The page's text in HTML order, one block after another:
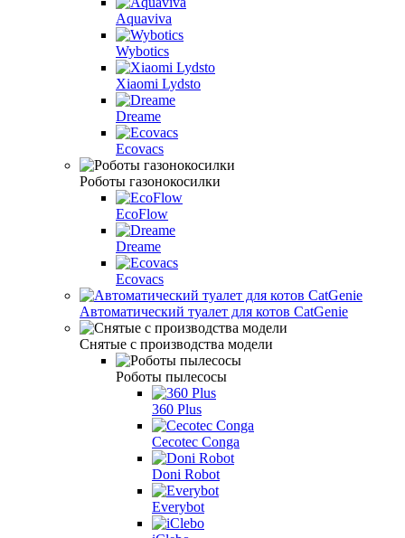
Aquaviva
Wybotics
Xiaomi Lydsto
Dreame
Ecovacs
Роботы газонокосилки
EcoFlow
Dreame
Ecovacs
Автоматический туалет для котов CatGenie
Снятые с производства модели
Роботы пылесосы
360 Plus
Cecotec Conga
Doni Robot
Everybot